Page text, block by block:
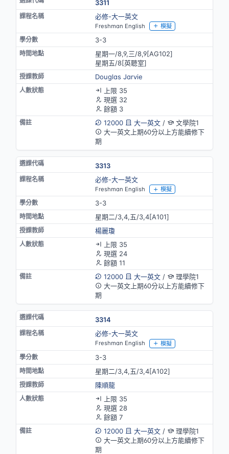
3311
必修-大一英文
Freshman English 模擬
3-3
星期一/8,9,三/8,9[AG102]
星期五/8[英聽室]
Douglas Jarvie
上限 35
現選 32
餘額 3
12000
大一英文/
文學院1
大一英文上期60分以上方能續修下
期
3313
必修-大一英文
Freshman English 模擬
3-3
星期二/3,4,五/3,4[A101]
楊麗瓊
上限 35
現選 24
餘額 11
12000
大一英文/
理學院1
大一英文上期60分以上方能續修下
期
3314
必修-大一英文
Freshman English 模擬
3-3
星期二/3,4,五/3,4[A102]
陳順龍
上限 35
現選 28
餘額 7
12000
大一英文/
理學院1
大一英文上期60分以上方能續修下
期